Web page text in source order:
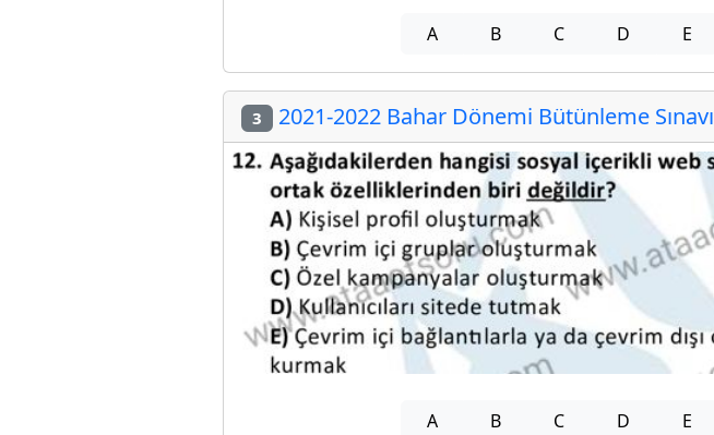
A B C D E
3 2021-2022 Bahar Dönemi Bütünleme Sınavı
A B C D E